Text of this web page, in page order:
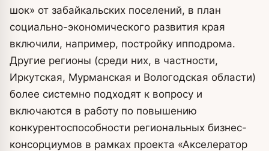
шок» от забайкальских поселений, в план
социально-экономического развития края
включили, например, постройку ипподрома.
Другие регионы (среди них, в частности,
Иркутская, Мурманская и Вологодская области)
более системно подходят к вопросу и
включаются в работу по повышению
конкурентоспособности региональных бизнес-
консорциумов в рамках проекта «Акселератор